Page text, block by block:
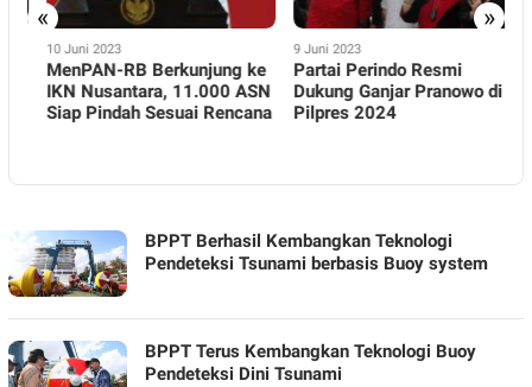
« »
10 Juni 2023
MenPAN-RB Berkunjung ke
IKN Nusantara, 11.000 ASN
Siap Pindah Sesuai Rencana
9 Juni 2023
Partai Perindo Resmi
Dukung Ganjar Pranowo di
Pilpres 2024
BIRONEWS.COM
BERITA
TERBARU
HARI
INI
BPPT Berhasil Kembangkan Teknologi
Pendeteksi Tsunami berbasis Buoy system
BPPT Terus Kembangkan Teknologi Buoy
Pendeteksi Dini Tsunami